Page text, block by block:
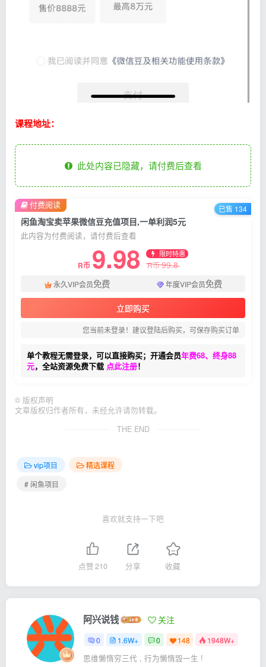
课程地址：
此处内容已隐藏，请付费后查看
闲鱼淘宝卖苹果微信豆充值项目,一单利润5元
此内容为付费阅读，请付费后查看
R币 9.98 限时特惠
R币99.8
永久VIP会员免费 年度VIP会员免费
立即购买
您当前未登录！建议登陆后购买，可保存购买订单
单个教程无需登录，可以直接购买；开通会员年费68、终身88
元，全站资源免费下载 点此注册！
付费阅读 已售 134
© 版权声明
文章版权归作者所有，未经允许请勿转载。
THE END
vip项目
精选课程
# 闲鱼项目
喜欢就支持一下吧
点赞210 分享 收藏
阿兴说钱 关注
0 1.6W+ 0 148 1948W+
思维懒惰穷三代 , 行为懒惰毁一生 !